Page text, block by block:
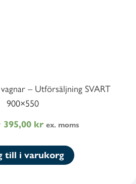
– Utförsäljning SVART
900×550
Det
priset
var:
395,00 krDet
priset
är:
ex. moms
till i varukorg